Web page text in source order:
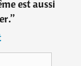
est aussi
”